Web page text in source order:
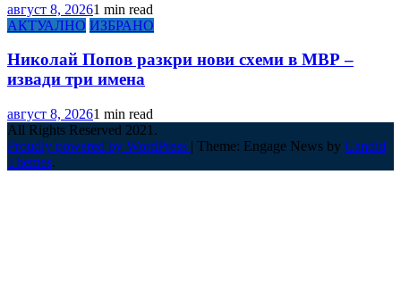
август 8, 20261 min read
АКТУАЛНО ИЗБРАНО
Николай Попов разкри нови схеми в МВР –
извади три имена
август 8, 20261 min read
All Rights Reserved 2021.
Proudly powered by WordPress | Theme: Engage News by Candid
Themes.